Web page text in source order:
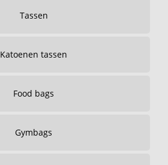
Tassen
Katoenen tassen
Food bags
Gymbags